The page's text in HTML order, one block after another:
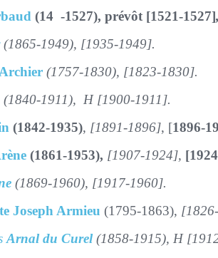
(14 -1527), prévôt [1521-1527]
(1865-1949), [1935-1949].
Archier (1757-1830), [1823-1830].
(1840-1911), H [1900-1911].
(1842-1935), [1891-1896], [1896-
(1861-1953), [1907-1924],
(1869-1960), [1917-1960].
Joseph Armieu (1795-1863),
Arnal du Curel(1858-1915), H